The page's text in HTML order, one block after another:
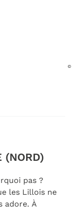
©
(NORD)
pas ?
les Lillois ne
adore. À